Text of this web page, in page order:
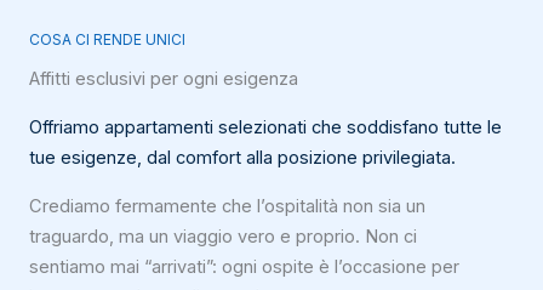
COSA CI RENDE UNICI
Affitti esclusivi per ogni esigenza
Offriamo appartamenti selezionati che soddisfano tutte le
tue esigenze, dal comfort alla posizione privilegiata.
Crediamo fermamente che l’ospitalità non sia un
traguardo, ma un viaggio vero e proprio. Non ci
sentiamo mai “arrivati”: ogni ospite è l’occasione per